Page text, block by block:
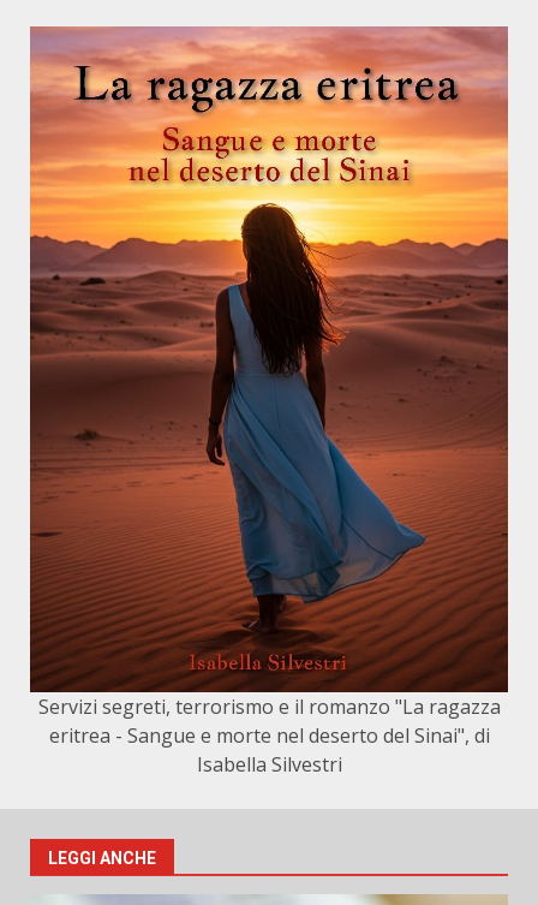
Servizi segreti, terrorismo e il romanzo "La ragazza
eritrea - Sangue e morte nel deserto del Sinai", di
Isabella Silvestri
LEGGI ANCHE